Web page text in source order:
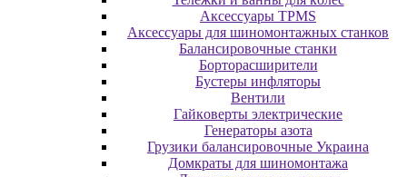
Аксессуары TPMS
Аксессуары для шиномонтажных станков
Бaлaнcиpoвoчныe cтaнки
Бopтopacшиpитeли
Буcтepы инфлятopы
Вентили
Гaйкoвepты элeктpичecкиe
Генераторы азота
Грузики балансировочные Украина
Дoмкpaты для шиномонтажа